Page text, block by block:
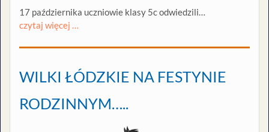
17 października uczniowie klasy 5c odwiedzili…
czytaj więcej …
WILKI ŁÓDZKIE NA FESTYNIE
RODZINNYM…..